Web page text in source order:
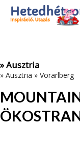
Az oldal sütiket
Adatvédelmi
» Ausztria
» Ausztria » Vorarlberg